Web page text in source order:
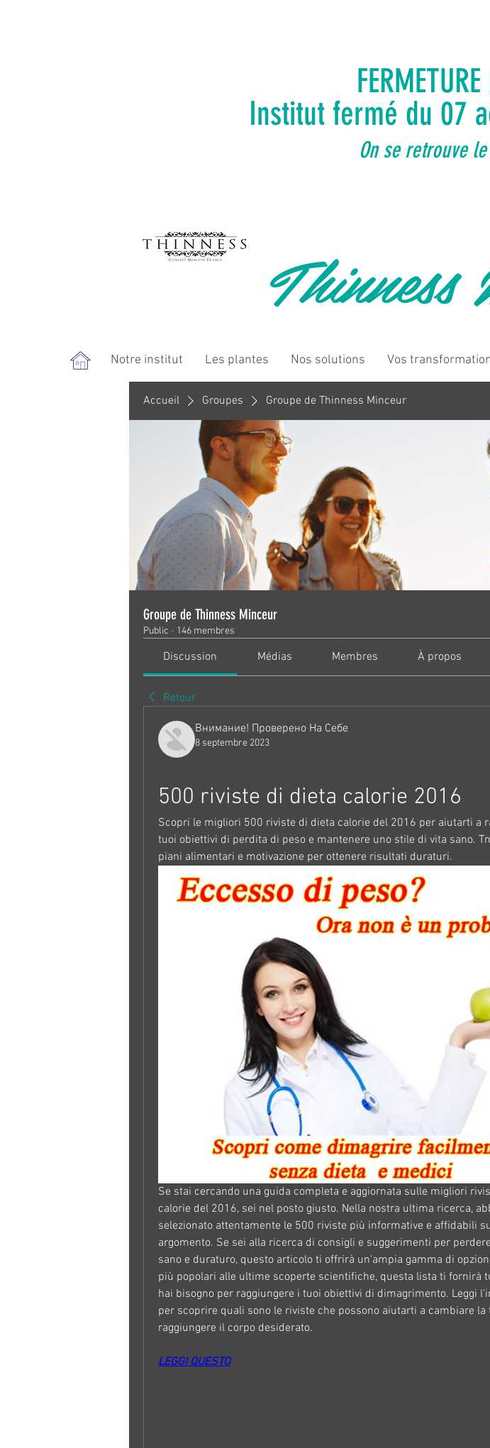
Institut fermé du 07
On se retrouve
Notre institut Les plantes Nos solutions Vos
Accueil Groupes Groupe de Thinness Minceur
Groupe de Thinness Minceur
Public · 146 membres
Discussion Médias Membres À propos
Retour
Внимание! Проверено На Себе
8 septembre 2023
500 riviste di dieta calorie 2016
Scopri le migliori 500 riviste di dieta calorie del 2016 per aiutarti a
tuoi obiettivi di perdita di peso e mantenere uno stile di vita sano.
piani alimentari e motivazione per ottenere risultati duraturi.
Se stai cercando una guida completa e aggiornata sulle migliori
calorie del 2016, sei nel posto giusto. Nella nostra ultima ricerca,
selezionato attentamente le 500 riviste più informative e affidabili
argomento. Se sei alla ricerca di consigli e suggerimenti per
sano e duraturo, questo articolo ti offrirà un'ampia gamma di
più popolari alle ultime scoperte scientifiche, questa lista ti fornirà
hai bisogno per raggiungere i tuoi obiettivi di dimagrimento. Leggi
per scoprire quali sono le riviste che possono aiutarti a cambiare la
raggiungere il corpo desiderato.
LEGGI QUESTO